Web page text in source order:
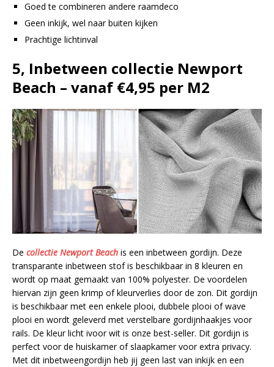
Goed te combineren andere raamdeco
Geen inkijk, wel naar buiten kijken
Prachtige lichtinval
5, Inbetween collectie Newport
Beach – vanaf €4,95 per M2
De collectie Newport Beach is een inbetween gordijn. Deze
transparante inbetween stof is beschikbaar in 8 kleuren en
wordt op maat gemaakt van 100% polyester. De voordelen
hiervan zijn geen krimp of kleurverlies door de zon. Dit gordijn
is beschikbaar met een enkele plooi, dubbele plooi of wave
plooi en wordt geleverd met verstelbare gordijnhaakjes voor
rails. De kleur licht ivoor wit is onze best-seller. Dit gordijn is
perfect voor de huiskamer of slaapkamer voor extra privacy.
Met dit inbetweengordijn heb jij geen last van inkijk en een